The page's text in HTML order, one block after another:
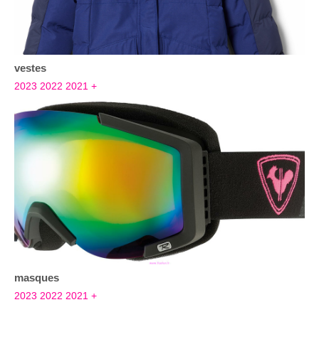
vestes
2023 2022 2021 +
masques
2023 2022 2021 +